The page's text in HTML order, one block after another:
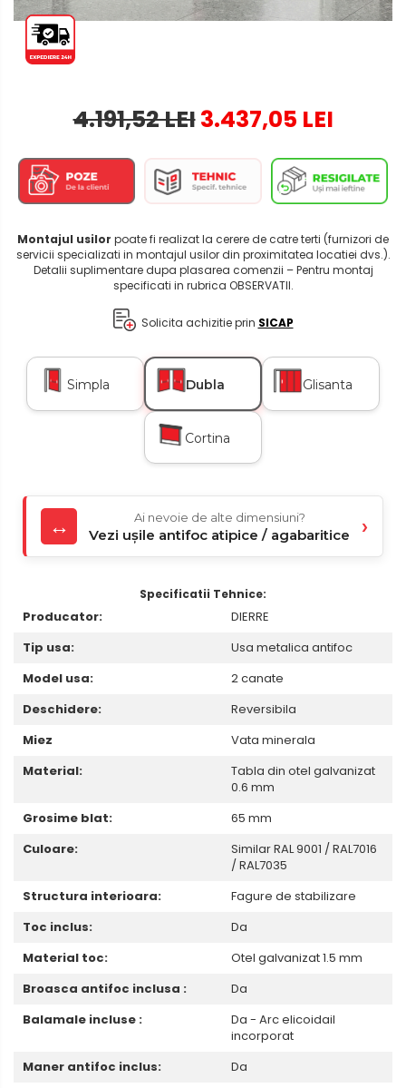
4.191,52 LEI3.437,05 LEI
Montajul usilor poate fi realizat la cerere de catre terti (furnizori de
servicii specializati in montajul usilor din proximitatea locatiei dvs.).
Detalii suplimentare dupa plasarea comenzii – Pentru montaj
specificati in rubrica OBSERVATII.
Solicita achizitie prin SICAP
Simpla Dubla Glisanta
Cortina
↔ Ai nevoie de alte dimensiuni?
Vezi ușile antifoc atipice / agabaritice ›
Specificatii Tehnice:
Producator:
DIERRE
Tip usa:
Usa metalica antifoc
Model usa:
2 canate
Deschidere:
Reversibila
Miez
Vata minerala
Material:
Tabla din otel galvanizat
0.6 mm
Grosime blat:
65 mm
Culoare:
Similar RAL 9001 / RAL7016
/ RAL7035
Structura interioara:
Fagure de stabilizare
Toc inclus:
Da
Material toc:
Otel galvanizat 1.5 mm
Broasca antifoc inclusa :
Da
Balamale incluse :
Da - Arc elicoidail
incorporat
Maner antifoc inclus:
Da